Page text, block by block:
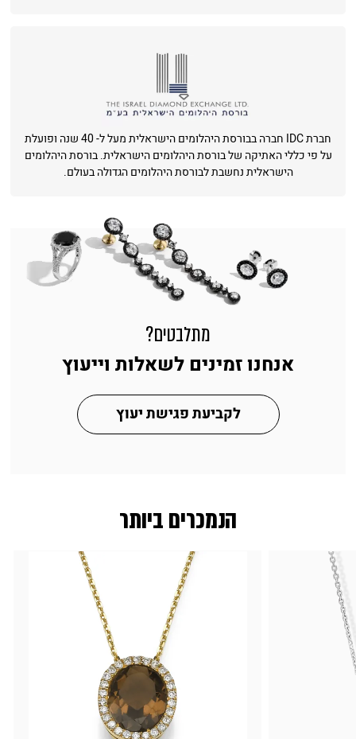
חברת IDC חברה בבורסת היהלומים הישראלית מעל ל- 40 שנה ופועלת
על פי כללי האתיקה של בורסת היהלומים הישראלית. בורסת היהלומים
הישראלית נחשבת לבורסת היהלומים הגדולה בעולם.
הנמכרים ביותר
מתלבטים?
אנחנו זמינים לשאלות וייעוץ
לקביעת פגישת יעוץ